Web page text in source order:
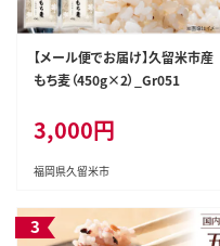
【メール便でお届け】久留米市産
もち麦（450g×2）_Gr051
3,000円
福岡県久留米市